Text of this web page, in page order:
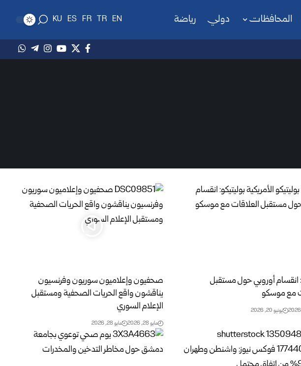
المحافظات دولي رياضة EN
TR
FR
ES
KU
انقسام أوروبي حول مستقبل
مع موسكو
يونيو 20, 2026
صحفيون وإعلاميون سوريون وفرنسيون
يناقشون واقع الحريات الصحفية ومستقبل
الإعلام السوري
مايو 28, 2026 مايو 28, 2026